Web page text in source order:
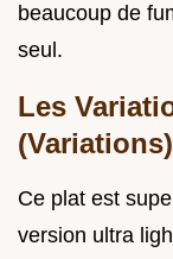
beaucoup de
seul.
Les
(Variations)
Ce plat est
version ultra